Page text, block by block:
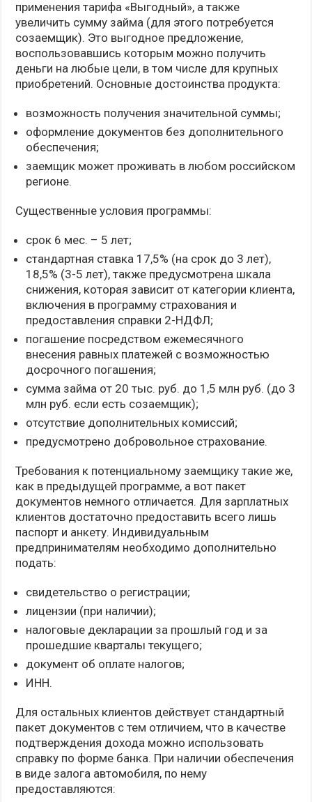
применения тарифа «Выгодный», а также
увеличить сумму займа (для этого потребуется
созаемщик). Это выгодное предложение,
воспользовавшись которым можно получить
деньги на любые цели, в том числе для крупных
приобретений. Основные достоинства продукта:
возможность получения значительной суммы;
оформление документов без дополнительного
обеспечения;
заемщик может проживать в любом российском
регионе.
Существенные условия программы:
срок 6 мес. – 5 лет;
стандартная ставка 17,5% (на срок до 3 лет),
18,5% (3-5 лет), также предусмотрена шкала
снижения, которая зависит от категории клиента,
включения в программу страхования и
предоставления справки 2-НДФЛ;
погашение посредством ежемесячного
внесения равных платежей с возможностью
досрочного погашения;
сумма займа от 20 тыс. руб. до 1,5 млн руб. (до 3
млн руб. если есть созаемщик);
отсутствие дополнительных комиссий;
предусмотрено добровольное страхование.
Требования к потенциальному заемщику такие же,
как в предыдущей программе, а вот пакет
документов немного отличается. Для зарплатных
клиентов достаточно предоставить всего лишь
паспорт и анкету. Индивидуальным
предпринимателям необходимо дополнительно
подать:
свидетельство о регистрации;
лицензии (при наличии);
налоговые декларации за прошлый год и за
прошедшие кварталы текущего;
документ об оплате налогов;
ИНН.
Для остальных клиентов действует стандартный
пакет документов с тем отличием, что в качестве
подтверждения дохода можно использовать
справку по форме банка. При наличии обеспечения
в виде залога автомобиля, по нему
предоставляются: